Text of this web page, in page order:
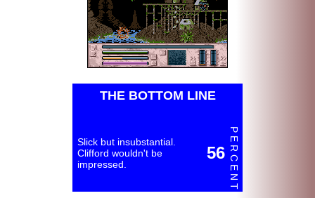
THE BOTTOM LINE
Slick but insubstantial.
Clifford wouldn't be
impressed.
56 P E R C E N T